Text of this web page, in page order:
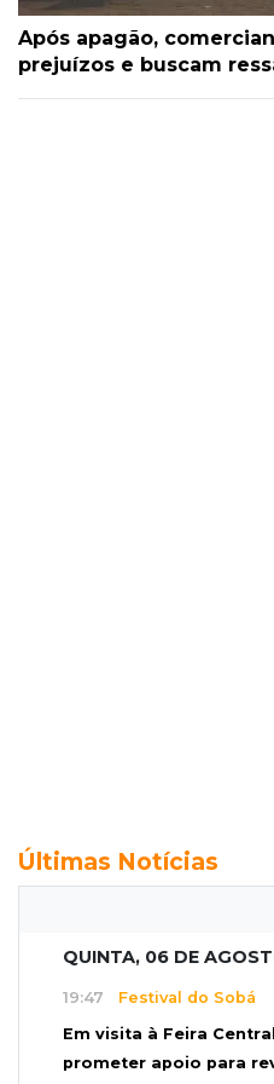
Após apagão,
prejuízos e buscam
Últimas Notícias
QUINTA, 06 DE
19:47 Festival do Sobá
Em visita à Feira
prometer apoio para